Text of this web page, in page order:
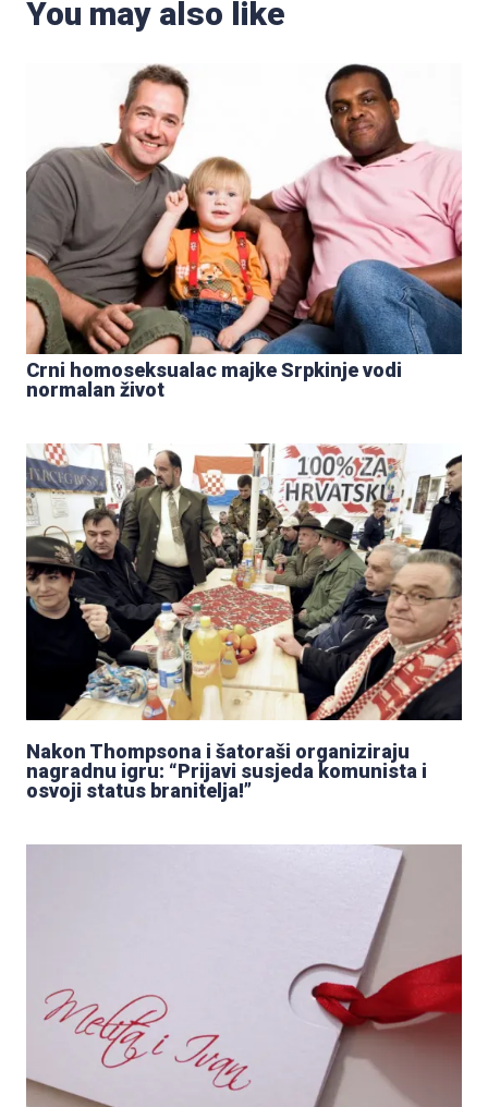
You may also like
Crni homoseksualac majke Srpkinje vodi
normalan život
Nakon Thompsona i šatoraši organiziraju
nagradnu igru: “Prijavi susjeda komunista i
osvoji status branitelja!”